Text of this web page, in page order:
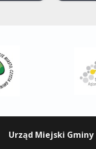
Urząd Miejski Gminy